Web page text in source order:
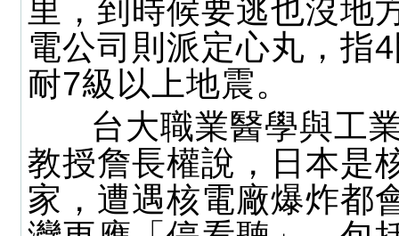
里，到時候要逃也沒地
電公司則派定心丸，指
耐7級以上地震。
台大職業醫學與工
教授詹長權說，日本是
家，遭遇核電廠爆炸都